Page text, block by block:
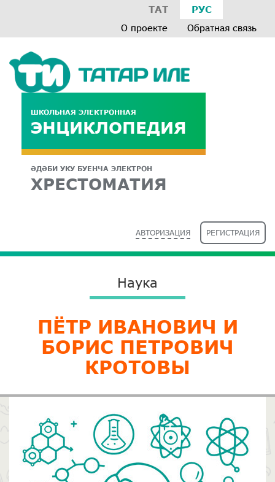
ТАТ РУС
О проекте Обратная связь
ШКОЛЬНАЯ ЭЛЕКТРОННАЯ
ЭНЦИКЛОПЕДИЯ
ӘДӘБИ УКУ БУЕНЧА ЭЛЕКТРОН
ХРЕСТОМАТИЯ
АВТОРИЗАЦИЯ РЕГИСТРАЦИЯ
Наука
ПЁТР ИВАНОВИЧ И
БОРИС ПЕТРОВИЧ
КРОТОВЫ